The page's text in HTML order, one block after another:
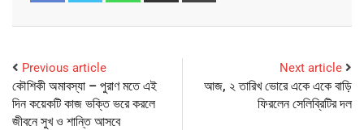
Previous article
কৌশিকী অমাবস্যা – পুরাণ মতে এই
দিন কয়েকটি কাজ ভক্তি ভরে করলে
জীবনে সুখ ও শান্তি আসবে
Next article
আজ, ২ তারিখ ভোরে একে একে বাড়ি
ফিরলেন সেলিব্রিটির দল